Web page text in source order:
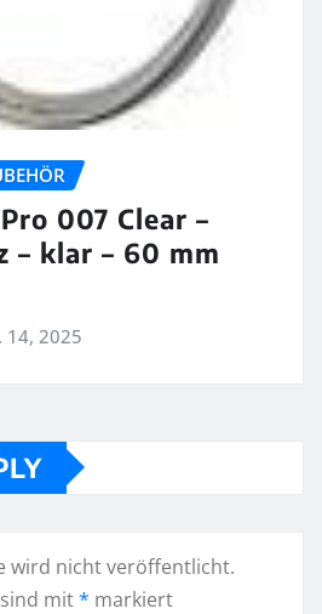
007 Clear –
– klar – 60 mm
14, 2025
wird nicht veröffentlicht.
mit* markiert